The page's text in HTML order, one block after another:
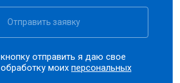
Отправить заявку
отправить я даю свое
обработку моихперсональных